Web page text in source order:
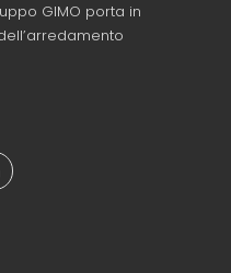
GIMO porta in